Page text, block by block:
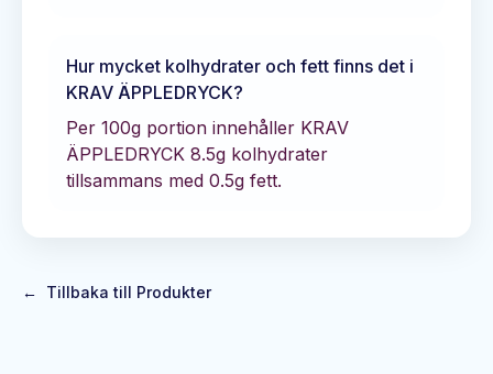
Hur mycket kolhydrater och fett finns det i
KRAV ÄPPLEDRYCK?
Per 100g portion innehåller KRAV
ÄPPLEDRYCK 8.5g kolhydrater
tillsammans med 0.5g fett.
← Tillbaka till Produkter